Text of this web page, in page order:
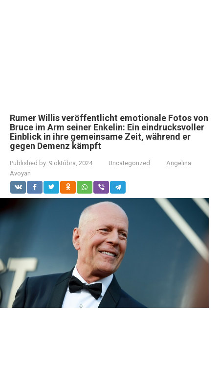
Rumer Willis veröffentlicht emotionale Fotos von
Bruce im Arm seiner Enkelin: Ein eindrucksvoller
Einblick in ihre gemeinsame Zeit, während er
gegen Demenz kämpft
Published by: 9 októbra, 2024 Uncategorized
Angelina
Avoyan